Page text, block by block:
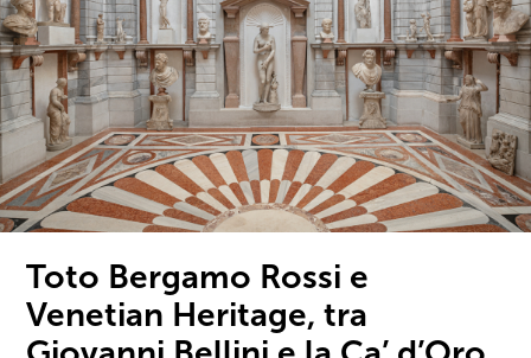
Toto Bergamo Rossi e
Venetian Heritage, tra